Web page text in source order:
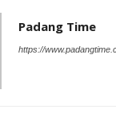
Padang Time
https://